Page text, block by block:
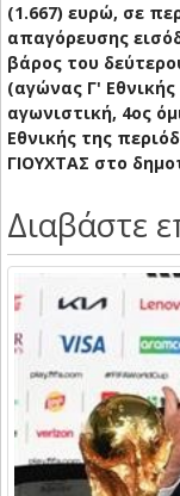
(1.667) ευρώ, σε
απαγόρευσης
βάρος του
(αγώνας Γ'
αγωνιστική, 4ος
Εθνικής της
ΓΙΟΥΧΤΑΣ στο
Διαβάστε